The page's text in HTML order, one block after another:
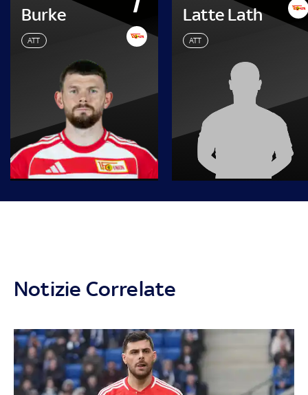
Burke
ATT
Latte Lath
ATT
Notizie Correlate